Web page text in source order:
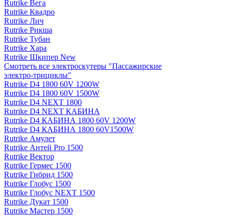
Rutrike Вега
Rutrike Квадро
Rutrike Лич
Rutrike Рикша
Rutrike Тубан
Rutrike Хара
Rutrike Шкипер New
Смотреть все электро­скутеры "Пассажирские
электро‑трициклы"
Rutrike D4 1800 60V 1200W
Rutrike D4 1800 60V 1500W
Rutrike D4 NEXT 1800
Rutrike D4 NEXT КАБИНА
Rutrike D4 КАБИНА 1800 60V 1200W
Rutrike D4 КАБИНА 1800 60V1500W
Rutrike Амулет
Rutrike Антей Pro 1500
Rutrike Вектор
Rutrike Гермес 1500
Rutrike Гибрид 1500
Rutrike Глобус 1500
Rutrike Глобус NEXT 1500
Rutrike Дукат 1500
Rutrike Мастер 1500